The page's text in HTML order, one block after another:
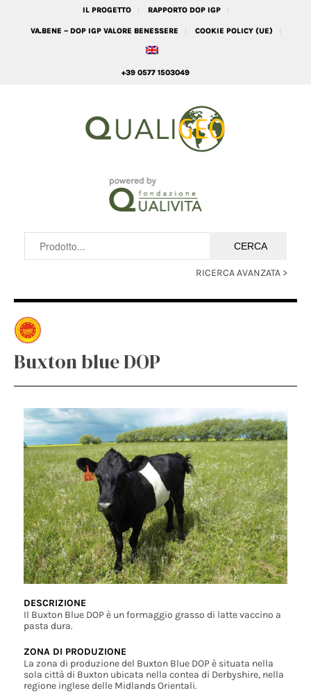
IL PROGETTO RAPPORTO DOP IGP
VA.BENE – DOP IGP VALORE BENESSERE COOKIE POLICY (UE)
+39 0577 1503049
RICERCA AVANZATA >
Buxton blue DOP
DESCRIZIONE
Il Buxton Blue DOP è un formaggio grasso di latte vaccino a
pasta dura.
ZONA DI PRODUZIONE
La zona di produzione del Buxton Blue DOP è situata nella
sola città di Buxton ubicata nella contea di Derbyshire, nella
regione inglese delle Midlands Orientali.